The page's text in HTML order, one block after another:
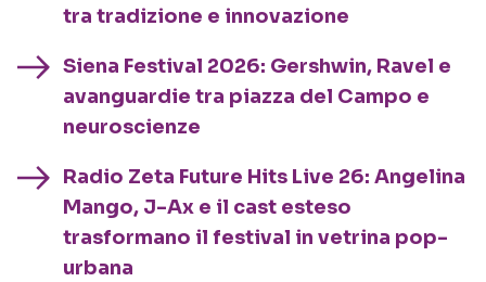
tra tradizione e innovazione
Siena Festival 2026: Gershwin, Ravel e
avanguardie tra piazza del Campo e
neuroscienze
Radio Zeta Future Hits Live 26: Angelina
Mango, J-Ax e il cast esteso
trasformano il festival in vetrina pop-
urbana